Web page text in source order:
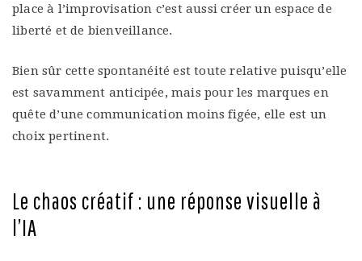
place à l’improvisation c’est aussi créer un espace de
liberté et de bienveillance.
Bien sûr cette spontanéité est toute relative puisqu’elle
est savamment anticipée, mais pour les marques en
quête d’une communication moins figée, elle est un
choix pertinent.
Le chaos créatif : une réponse visuelle à
l’IA